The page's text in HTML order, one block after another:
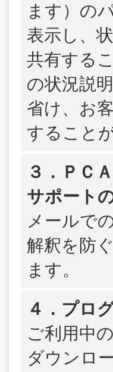
ます）の
表示し、
共有する
の状況説
省け、お
すること
３．ＰＣ
サポート
メールで
解釈を防
ます。
４．プロ
ご利用中
ダウンロ